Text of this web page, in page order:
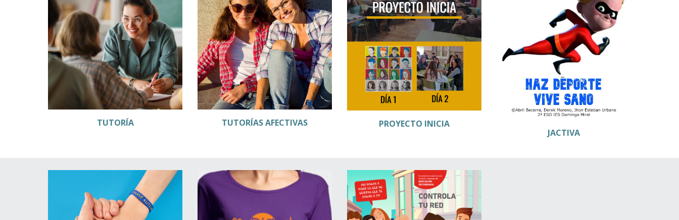
TUTORÍA TUTORÍAS AFECTIVAS PROYECTO INICIA
JACTIVA